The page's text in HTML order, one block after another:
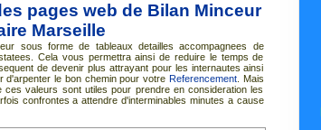
pages web de Bilan Minceur
Marseille
sous forme de tableaux detailles accompagnees de
Cela vous permettra ainsi de reduire le temps de
de devenir plus attrayant pour les internautes ainsi
le bon chemin pour votre Referencement. Mais
valeurs sont utiles pour prendre en consideration les
confrontes a attendre d'interminables minutes a cause